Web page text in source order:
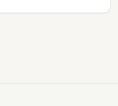
গ্লেজ সহনশীলতা লক করতে নমুনা PO